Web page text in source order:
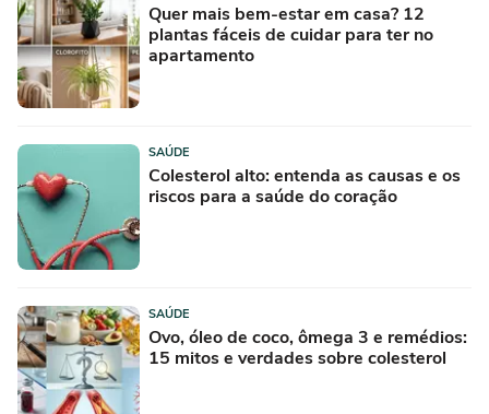
Quer mais bem-estar em casa? 12
plantas fáceis de cuidar para ter no
apartamento
SAÚDE
Colesterol alto: entenda as causas e os
riscos para a saúde do coração
SAÚDE
Ovo, óleo de coco, ômega 3 e remédios:
15 mitos e verdades sobre colesterol